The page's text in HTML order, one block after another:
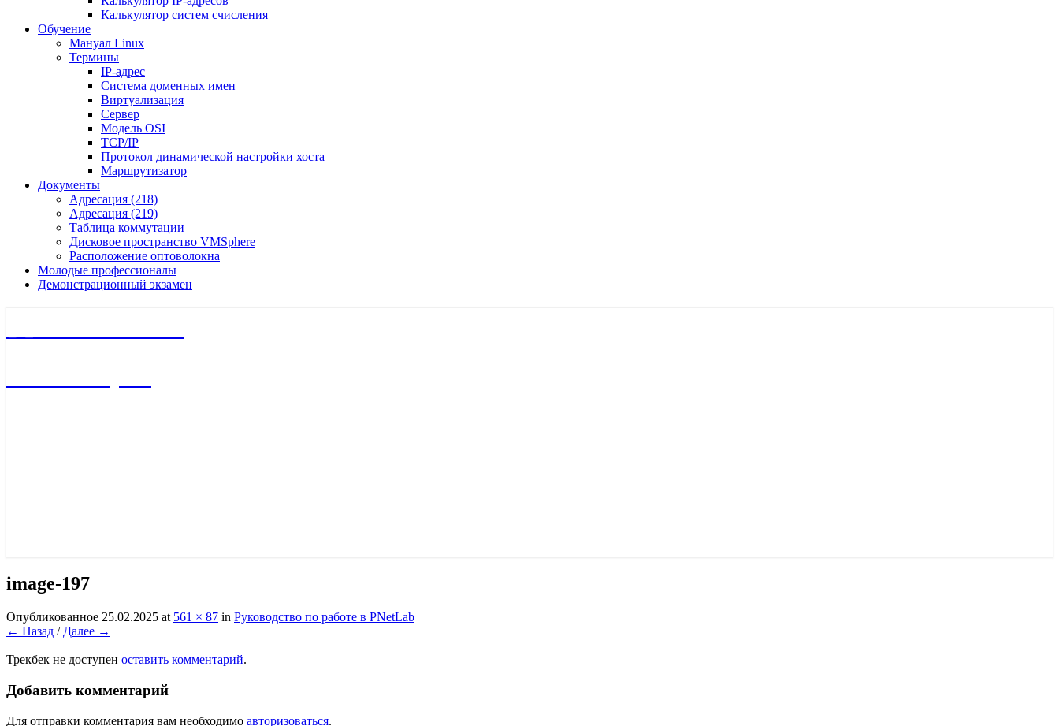
Калькулятор систем счисления
Обучение
Мануал Linux
Термины
IP-адрес
Система доменных имен
Виртуализация
Сервер
Модель OSI
TCP/IP
Протокол динамической настройки хоста
Маршрутизатор
Документы
Адресация (218)
Адресация (219)
Таблица коммутации
Дисковое пространство VMSphere
Расположение оптоволокна
Молодые профессионалы
Демонстрационный экзамен
image-197
Опубликованное 25.02.2025 at 561 × 87 in Руководство по работе в PNetLab
← Назад / Далее →
Трекбек не доступен оставить комментарий.
Добавить комментарий
Для отправки комментария вам необходимо авторизоваться.